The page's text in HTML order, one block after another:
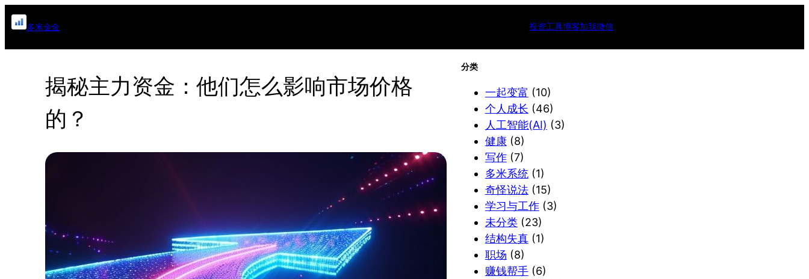
跳
至
多米金金 投资工具博客加我微信
揭秘主力资金：他们怎么影响市场价格
的？
分类
一起变富 (10)
个人成长 (46)
人工智能(AI) (3)
健康(8)
写作(7)
多米系统(1)
奇怪说法(15)
学习与工作(3)
未分类(23)
结构失真(1)
职场 (8)
赚钱帮手(6)